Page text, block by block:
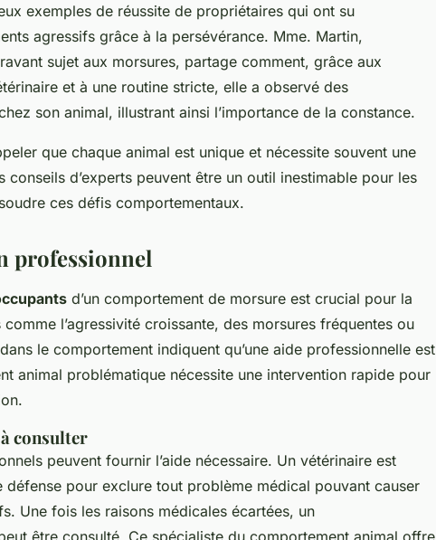
exemples de réussite de propriétaires qui ont su
agressifs grâce à la persévérance. Mme. Martin,
sujet aux morsures, partage comment, grâce aux
et à une routine stricte, elle a observé des
son animal, illustrant ainsi l’importance de la constance.
que chaque animal est unique et nécessite souvent une
conseils d’experts peuvent être un outil inestimable pour les
ces défis comportementaux.
professionnel
d’un comportement de morsure est crucial pour la
l’agressivité croissante, des morsures fréquentes ou
le comportement indiquent qu’une aide professionnelle est
animal problématique nécessite une intervention rapide pour
consulter
peuvent fournir l’aide nécessaire. Un vétérinaire est
défense pour exclure tout problème médical pouvant causer
Une fois les raisons médicales écartées, un